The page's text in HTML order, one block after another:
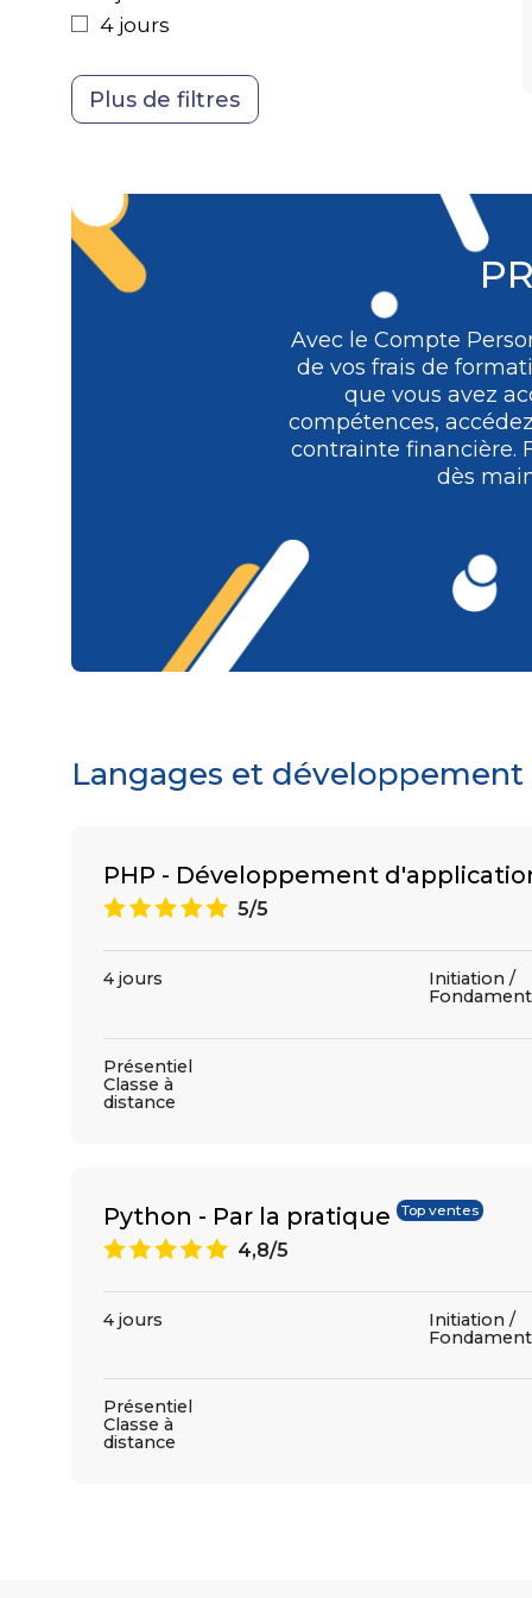
4 jours
Avec le Compte
de vos frais de
que vous avez
compétences,
contrainte financière.
dès
Langages et
PHP - Développement
A 5/5
4 jours
Initiation /
Présentiel
Classe à
distance
Python - Par la pratique Top ventes
A 4,8/5
4 jours
Initiation /
Présentiel
Classe à
distance